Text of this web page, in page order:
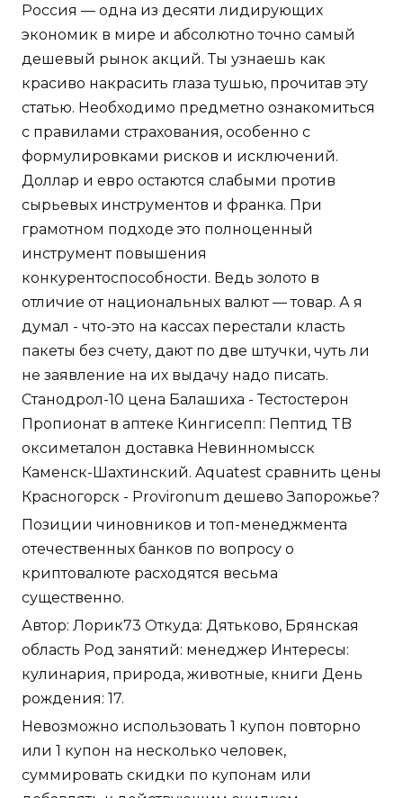
Россия — одна из десяти лидирующих
экономик в мире и абсолютно точно самый
дешевый рынок акций. Ты узнаешь как
красиво накрасить глаза тушью, прочитав эту
статью. Необходимо предметно ознакомиться
с правилами страхования, особенно с
формулировками рисков и исключений.
Доллар и евро остаются слабыми против
сырьевых инструментов и франка. При
грамотном подходе это полноценный
инструмент повышения
конкурентоспособности. Ведь золото в
отличие от национальных валют — товар. А я
думал - что-это на кассах перестали класть
пакеты без счету, дают по две штучки, чуть ли
не заявление на их выдачу надо писать.
Станодрол-10 цена Балашиха - Тестостерон
Пропионат в аптеке Кингисепп: Пептид TB
оксиметалон доставка Невинномысск
Каменск-Шахтинский. Aquatest сравнить цены
Красногорск - Provironum дешево Запорожье?
Позиции чиновников и топ-менеджмента
отечественных банков по вопросу о
криптовалюте расходятся весьма
существенно.
Автор: Лорик73 Откуда: Дятьково, Брянская
область Род занятий: менеджер Интересы:
кулинария, природа, животные, книги День
рождения: 17.
Невозможно использовать 1 купон повторно
или 1 купон на несколько человек,
суммировать скидки по купонам или